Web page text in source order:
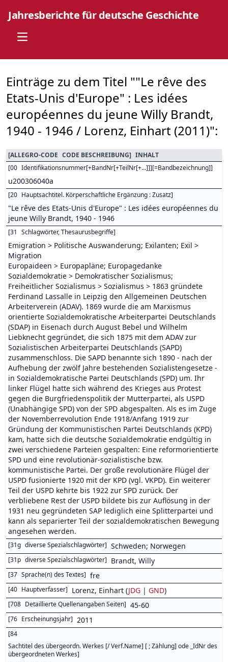
Jahresberichte für deutsche Geschichte
Open main menu
Einträge zu dem Titel ""Le rêve des
Etats-Unis d'Europe" : Les idées
européennes du jeune Willy Brandt,
1940 - 1946 / Lorenz, Einhart (2011)":
[ALLEGRO-CODE CODE BESCHREIBUNG] INHALT
[00 Identifikationsnummer[+BandNr[+TeilNr[+...]]][=Bandbezeichnung]]
u200306040a
[20 Hauptsachtitel. Körperschaftliche Ergänzung : Zusatz]
"Le rêve des Etats-Unis d'Europe" : Les idées européennes du
jeune Willy Brandt, 1940 - 1946
[31 Schlagwörter, Thesaurusbegriffe]
Emigration > Politische Auswanderung; Exilanten; Exil >
Migration
Europaideen > Europapläne; Europagedanke
Sozialdemokratie > Demokratischer Sozialismus;
Freiheitlicher Sozialismus > Sozialismus > 1863 gründete
Ferdinand Lassalle in Leipzig den Allgemeinen Deutschen
Arbeiterverein (ADAV). 1869 wurde die am Marxismus
orientierte Sozialdemokratische Arbeiterpartei Deutschlands
(SDAP) in Eisenach durch August Bebel und Wilhelm
Liebknecht gegründet, die sich 1875 mit dem ADAV zur
Sozialistischen Arbeiterpartei Deutschlands (SAPD)
zusammenschloss. Die SAPD benannte sich 1890 - nach der
Aufhebung der zwölf Jahre bestehenden Sozialistengesetze -
in Sozialdemokratische Partei Deutschlands (SPD) um. Ihr
linker Flügel hatte sich während des Krieges aus Protest
gegen die Burgfriedenspolitik der Mutterpartei, als USPD
(Unabhängige SPD) von der SPD abgespalten. Als es im Zuge
der Novemberrevolution Ende 1918/Anfang 1919 zur
Gründung der Kommunistischen Partei Deutschlands (KPD)
kam, hatte sich die deutsche Sozialdemokratie endgültig in
zwei verschiedene Parteien gespalten: Eine reformorientierte
SPD und eine revolutionär-sozialistische bzw.
kommunistische Partei. Der große revolutionäre Flügel der
USPD fusionierte 1920 mit der KPD (vgl. VKPD). Ein weiterer
Teil der USPD kehrte bis 1922 zur SPD zurück. Der
verbliebene Rest der USPD bildete bis zur Auflösung in der
1931 neu gegründeten SAP lediglich eine Splitterpartei und
kann als separierter Teil der sozialdemokratischen Bewegung
angesehen werden.
[31g diverse Spezialschlagwörter] Schweden; Norwegen
[31p diverse Spezialschlagwörter] Brandt, Willy
[37 Sprache(n) des Textes] fre
[40 Hauptverfasser] Lorenz, Einhart (JDG | GND)
[708 Detaillierte Quellenangaben Seiten] 45-60
[76 Erscheinungsjahr] 2011
[84
Sachtitel des übergeordn. Werkes [/ Verf.Name] [ ; Zählung] ode _IdNr des
übergeordneten Werkes]